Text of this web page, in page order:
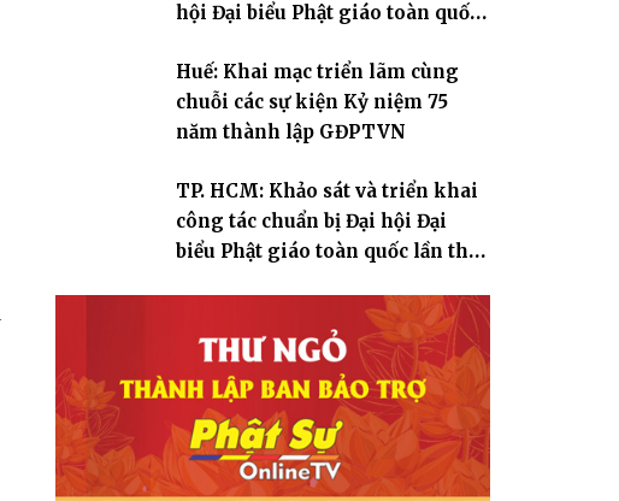
hội Đại biểu Phật giáo toàn quốc
Huế: Khai mạc triển lãm cùng
chuỗi các sự kiện Kỷ niệm 75
năm thành lập GĐPTVN
TP. HCM: Khảo sát và triển khai
công tác chuẩn bị Đại hội Đại
biểu Phật giáo toàn quốc lần thứ